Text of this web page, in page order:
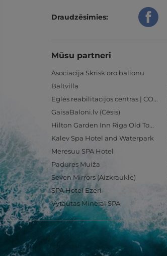
Draudzēsimies:
Mūsu partneri
Asociacija Skrisk oro balionu
Baltvilla
Eglės reabilitacijos centras | CORE
GaisaBaloni.lv (Cēsis)
Hilton Garden Inn Riga Old Town
Kalev Spa Hotel and Waterpark
Meresuu SPA Hotel
Padures Muiža
Seven Mirrors (Aizkraukle)
SPA Hotel Ezeri
Vytautas Mineral SPA